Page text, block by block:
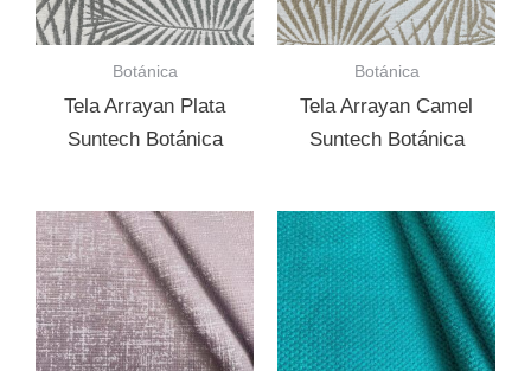
Botánica
Tela Arrayan Plata
Suntech Botánica
Botánica
Tela Arrayan Camel
Suntech Botánica